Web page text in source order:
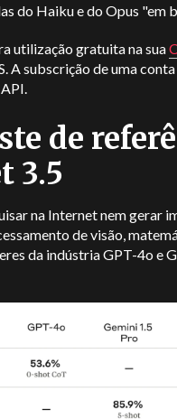
do Haiku e do Opus "em
utilização gratuita na sua
A subscrição de uma
de
3.5
na Internet nem gerar
de visão,
da indústria GPT-4o e